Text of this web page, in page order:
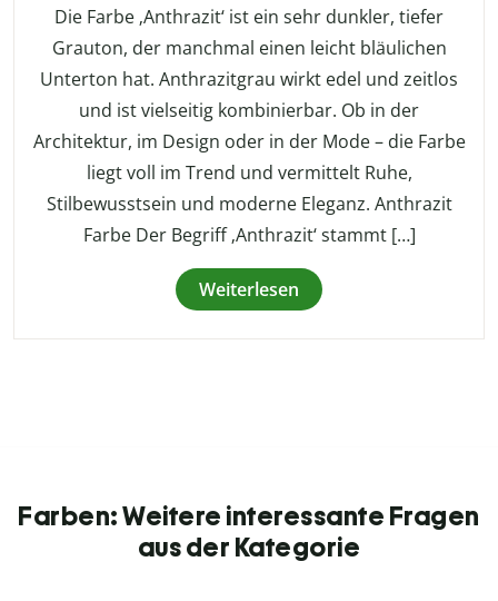
Die Farbe ‚Anthrazit‘ ist ein sehr dunkler, tiefer
Grauton, der manchmal einen leicht bläulichen
Unterton hat. Anthrazitgrau wirkt edel und zeitlos
und ist vielseitig kombinierbar. Ob in der
Architektur, im Design oder in der Mode – die Farbe
liegt voll im Trend und vermittelt Ruhe,
Stilbewusstsein und moderne Eleganz. Anthrazit
Farbe Der Begriff ‚Anthrazit‘ stammt […]
Weiterlesen
Farben: Weitere interessante Fragen
aus der Kategorie